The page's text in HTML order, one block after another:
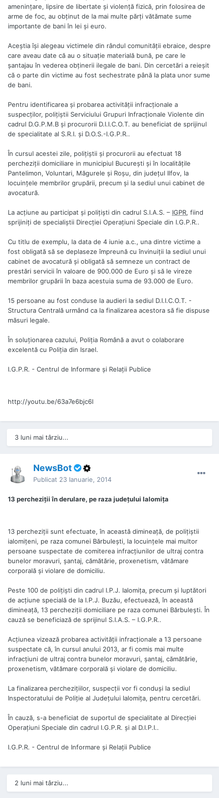
amenințare, lipsire de libertate și violență fizică, prin folosirea de
arme de foc, au obținut de la mai multe părți vătămate sume
importante de bani în lei și euro.
Aceștia își alegeau victimele din rândul comunității ebraice, despre
care aveau date că au o situație materială bună, pe care le
șantajau în vederea obținerii ilegale de bani. Din cercetări a reieșit
că o parte din victime au fost sechestrate până la plata unor sume
de bani.
Pentru identificarea și probarea activității infracționale a
suspecților, polițiștii Serviciului Grupuri Infracționale Violente din
cadrul D.G.P.M.B și procurorii D.I.I.C.O.T. au beneficiat de sprijinul
de specialitate al S.R.I. și D.O.S.-I.G.P.R..
În cursul acestei zile, polițiștii și procurorii au efectuat 18
percheziții domiciliare in municipiul Bucureşti şi în localităţile
Pantelimon, Voluntari, Măgurele şi Roşu, din judeţul Ilfov, la
locuinţele membrilor grupării, precum şi la sediul unui cabinet de
avocatură.
La acțiune au participat și polițiști din cadrul S.I.A.S. – IGPR, fiind
sprijiniți de specialiștii Direcției Operațiuni Speciale din I.G.P.R..
Cu titlu de exemplu, la data de 4 iunie a.c., una dintre victime a
fost obligată să se deplaseze împreună cu învinuiţii la sediul unui
cabinet de avocatură şi obligată să semneze un contract de
prestări servicii în valoare de 900.000 de Euro şi să le vireze
membrilor grupării în baza acestuia suma de 93.000 de Euro.
15 persoane au fost conduse la audieri la sediul D.I.I.C.O.T. -
Structura Centrală urmând ca la finalizarea acestora să fie dispuse
măsuri legale.
În soluționarea cazului, Poliția Română a avut o colaborare
excelentă cu Poliția din Israel.
I.G.P.R. - Centrul de Informare și Relații Publice
http://youtu.be/63a7e6bjc6I
3 luni mai târziu...
NewsBot
Publicat 23 Ianuarie, 2014
13 percheziţii în derulare, pe raza judeţului Ialomiţa
13 percheziţii sunt efectuate, în această dimineaţă, de poliţiştii
ialomițeni, pe raza comunei Bărbuleşti, la locuinţele mai multor
persoane suspectate de comiterea infracţiunilor de ultraj contra
bunelor moravuri, şantaj, cămătărie, proxenetism, vătămare
corporală şi violare de domiciliu.
Peste 100 de poliţişti din cadrul I.P.J. Ialomiţa, precum şi luptători
de acţiune specială de la I.P.J. Buzău, efectuează, în această
dimineaţă, 13 percheziţii domiciliare pe raza comunei Bărbuleşti. În
cauză se beneficiază de sprijinul S.I.A.S. – I.G.P.R..
Acţiunea vizează probarea activităţii infracţionale a 13 persoane
suspectate că, în cursul anului 2013, ar fi comis mai multe
infracţiuni de ultraj contra bunelor moravuri, şantaj, cămătărie,
proxenetism, vătămare corporală şi violare de domiciliu.
La finalizarea percheziţiilor, suspecţii vor fi conduşi la sediul
Inspectoratului de Poliţie al Judeţului Ialomiţa, pentru cercetări.
În cauză, s-a beneficiat de suportul de specialitate al Direcţiei
Operaţiuni Speciale din cadrul I.G.P.R. şi al D.I.P.I..
I.G.P.R. - Centrul de Informare și Relații Publice
2 luni mai târziu...